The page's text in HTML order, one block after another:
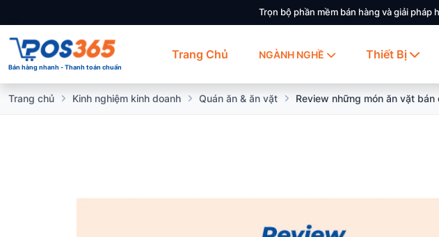
Trọn bộ phần mềm bán hàng và giải
Bán hàng nhanh - Thanh toán chuẩn
Trang Chủ NGÀNH NGHỀ Thiết Bị
Trang chủ Kinh nghiệm kinh doanh Quán ăn & ăn vặt